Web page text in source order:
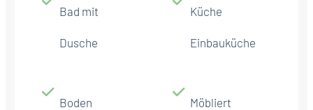
Bad mit
Dusche
Küche
Einbauküche
Boden Möbliert